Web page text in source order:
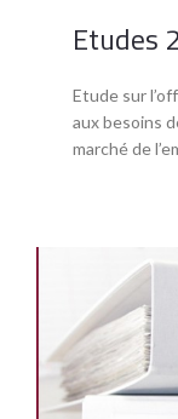
Etudes
Etude sur
aux besoins
marché de